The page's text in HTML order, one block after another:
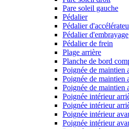
Pare soleil gauche
Pédalier
Pédalier
Pédalier d'embrayage
Pédalier de frein
Plage arrière
Planche de bord
Poignée de maintien
Poignée de maintien
Poignée de maintien
Poignée intérieur
Poignée intérieur
Poignée intérieur
Poignée intérieur